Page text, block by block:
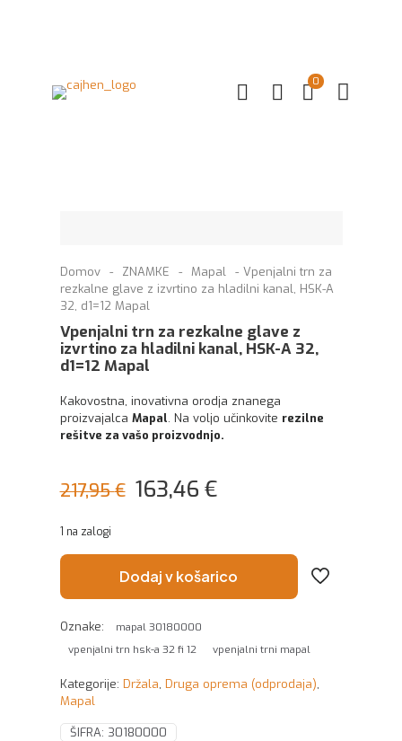
0
Domov - ZNAMKE - Mapal - Vpenjalni trn za
rezkalne glave z izvrtino za hladilni kanal, HSK-A
32, d1=12 Mapal
Vpenjalni trn za rezkalne glave z
izvrtino za hladilni kanal, HSK-A 32,
d1=12 Mapal
Kakovostna, inovativna orodja znanega
proizvajalca Mapal. Na voljo učinkovite rezilne
rešitve za vašo proizvodnjo.
217,95€ Izvirna
bila:
217,95 €.
163,46 €Trenutna
163,46 €.
1 na zalogi
Dodaj v košarico
Oznake:
mapal 30180000
vpenjalni trn hsk-a 32 fi 12
vpenjalni trni mapal
Kategorije: Držala, Druga oprema (odprodaja),
Mapal
ŠIFRA: 30180000